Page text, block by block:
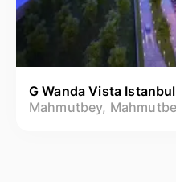
G Wanda Vista Istanbul